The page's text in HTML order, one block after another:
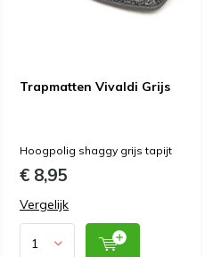
Trapmatten Vivaldi Grijs
Hoogpolig shaggy grijs tapijt
€ 8,95
Vergelijk